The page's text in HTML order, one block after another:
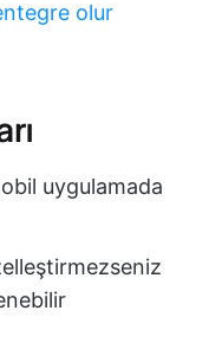
olur
uygulamada